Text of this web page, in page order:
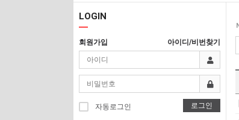
LOGIN
회원가입 아이디/비번찾기
자동로그인 로그인